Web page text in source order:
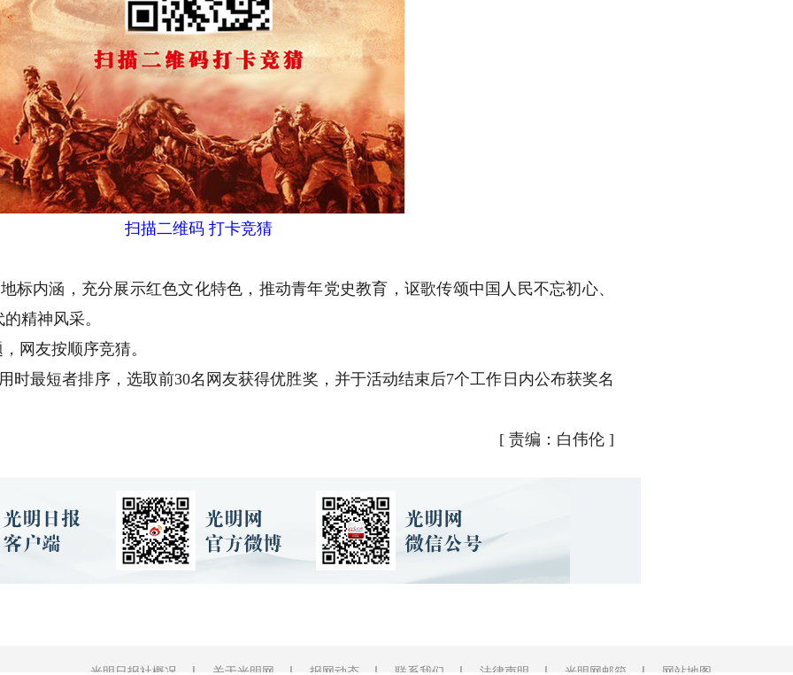
扫描二维码 打卡竞猜
涵，充分展示红色文化特色，推动青年党史教育，讴歌传颂中国人民不忘初心、
精神风采。
友按顺序竞猜。
短者排序，选取前30名网友获得优胜奖，并于活动结束后7个工作日内公布获奖名
[ 责编：白伟伦 ]
光明日报社概况 关于光明网 报网动态 联系我们 法律声明 光明网邮箱 网站地图